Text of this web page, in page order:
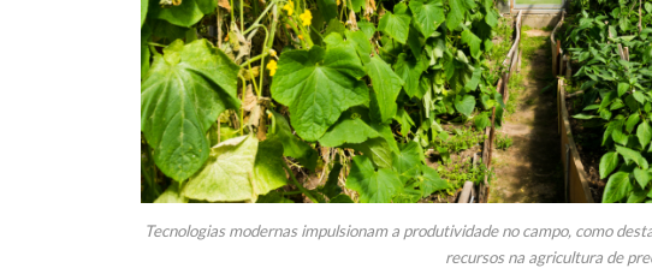
Tecnologias modernas impulsionam a produtividade no campo, como
recursos na agricultura de